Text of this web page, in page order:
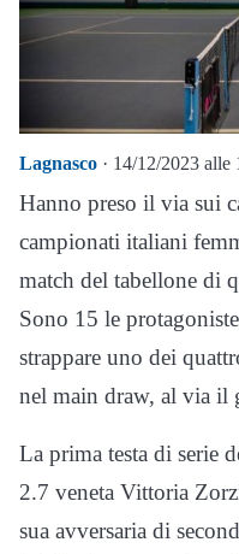
Lagnasco · 14/12/2023 alle
Hanno preso il via sui
campionati italiani
match del tabellone di
Sono 15 le
strappare uno dei
nel main draw, al via il
La prima testa di serie
2.7 veneta Vittoria
sua avversaria di